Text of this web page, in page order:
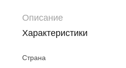
Описание
Характеристики
Страна